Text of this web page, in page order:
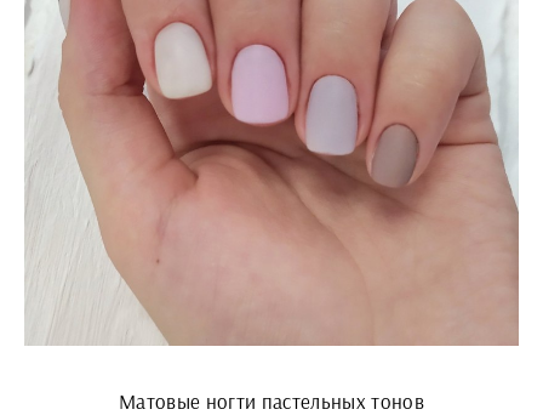
Матовые ногти пастельных тонов